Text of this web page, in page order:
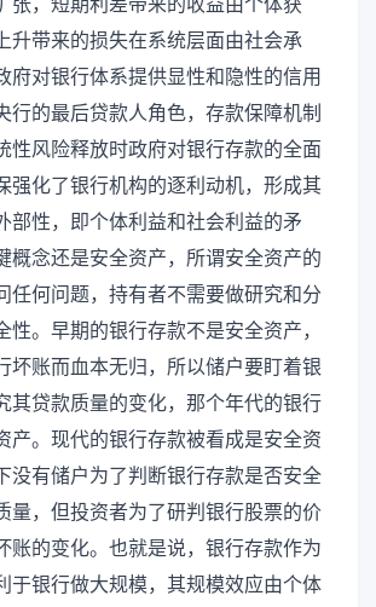
升带来的损失在系统层面由社会承
府对银行体系提供显性和隐性的信用
行的最后贷款人角色，存款保障机制
性风险释放时政府对银行存款的全面
强化了银行机构的逐利动机，形成其
部性，即个体利益和社会利益的矛
概念还是安全资产，所谓安全资产的
任何问题，持有者不需要做研究和分
性。早期的银行存款不是安全资产，
坏账而血本无归，所以储户要盯着银
其贷款质量的变化，那个年代的银行
产。现代的银行存款被看成是安全资
没有储户为了判断银行存款是否安全
量，但投资者为了研判银行股票的价
账的变化。也就是说，银行存款作为
于银行做大规模，其规模效应由个体